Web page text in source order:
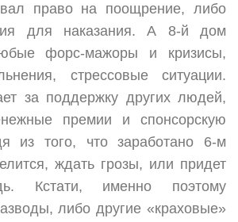
право на поощрение, либо
для наказания. А 8-й дом
форс-мажоры и кризисы,
стрессовые ситуации.
за поддержку других людей,
премии и спонсорскую
из того, что заработано 6-м
ждать грозы, или придет
Кстати, именно поэтому
либо другие «краховые»